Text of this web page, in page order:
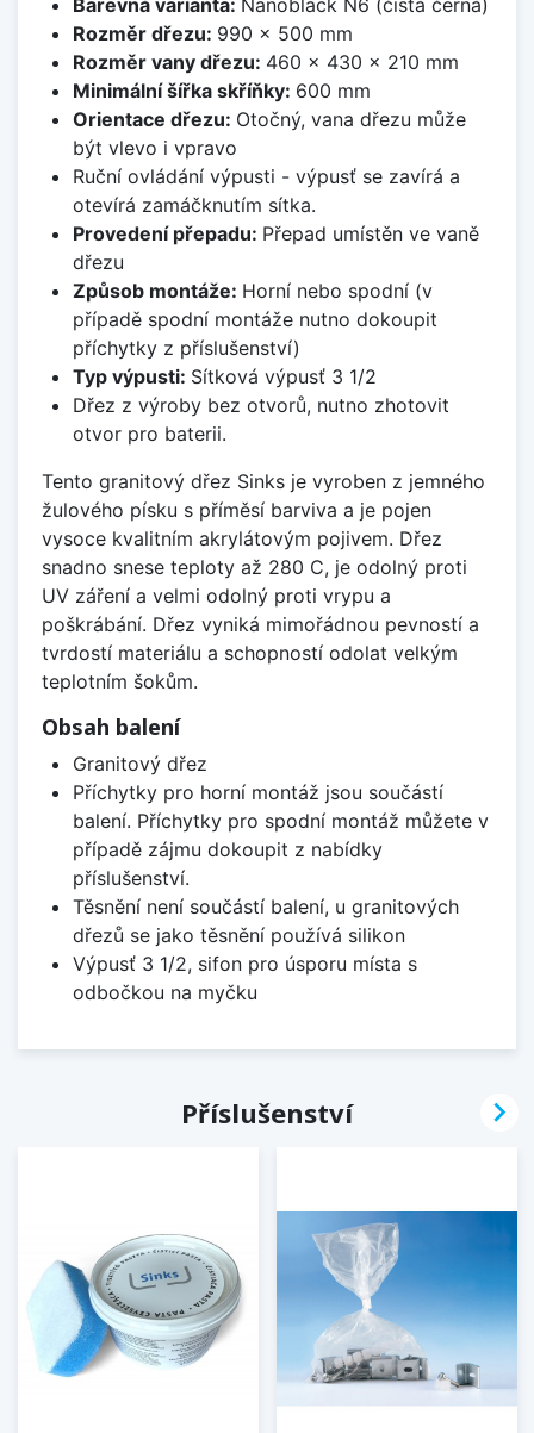
Rozměr dřezu: 990 x 500 mm
Rozměr vany dřezu: 460 x 430 x 210 mm
Minimální šířka skříňky: 600 mm
Orientace dřezu: Otočný, vana dřezu může
být vlevo i vpravo
Ruční ovládání výpusti - výpusť se zavírá a
otevírá zamáčknutím sítka.
Provedení přepadu: Přepad umístěn ve vaně
dřezu
Způsob montáže: Horní nebo spodní (v
případě spodní montáže nutno dokoupit
příchytky z příslušenství)
Typ výpusti: Sítková výpusť 3 1/2
Dřez z výroby bez otvorů, nutno zhotovit
otvor pro baterii.
Tento granitový dřez Sinks je vyroben z jemného
žulového písku s příměsí barviva a je pojen
vysoce kvalitním akrylátovým pojivem. Dřez
snadno snese teploty až 280 C, je odolný proti
UV záření a velmi odolný proti vrypu a
poškrábání. Dřez vyniká mimořádnou pevností a
tvrdostí materiálu a schopností odolat velkým
teplotním šokům.
Obsah balení
Granitový dřez
Příchytky pro horní montáž jsou součástí
balení. Příchytky pro spodní montáž můžete v
případě zájmu dokoupit z nabídky
příslušenství.
Těsnění není součástí balení, u granitových
dřezů se jako těsnění používá silikon
Výpusť 3 1/2, sifon pro úsporu místa s
odbočkou na myčku
Příslušenství 